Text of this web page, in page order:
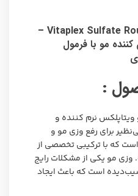
Vitaplex Sulfate Routine Care Hair Serum –
مو با فرمول
:
نرم کننده و
برای رفع وزی مو و
که با ترکیبی تخصصی از
مو یکی از مشکلات رایج
است که باعث ایجاد